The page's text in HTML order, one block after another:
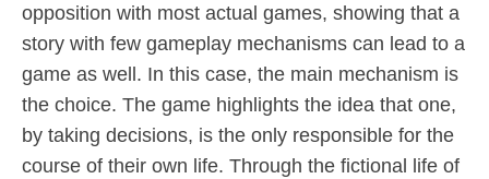
opposition with most actual games, showing that a
story with few gameplay mechanisms can lead to a
game as well. In this case, the main mechanism is
the choice. The game highlights the idea that one,
by taking decisions, is the only responsible for the
course of their own life. Through the fictional life of